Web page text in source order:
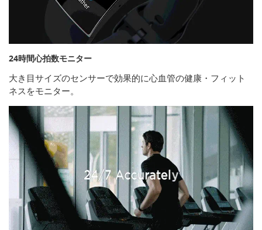
24時間心拍数モニター
大き目サイズのセンサーで効果的に心血管の健康・フィット
ネスをモニター。